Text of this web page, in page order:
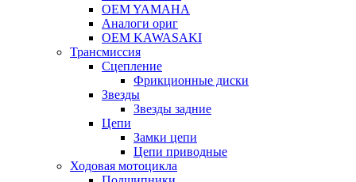
OEM YAMAHA
Аналоги ориг
OEM KAWASAKI
Трансмиссия
Cцепление
Фрикционные диски
Звезды
Звезды задние
Цепи
Замки цепи
Цепи приводные
Ходовая мотоцикла